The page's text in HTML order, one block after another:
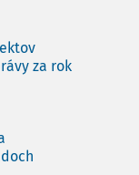
za rok